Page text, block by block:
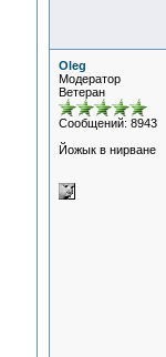
Oleg
Модератор
Ветеран
Сообщений: 8943
Йожык в нирване